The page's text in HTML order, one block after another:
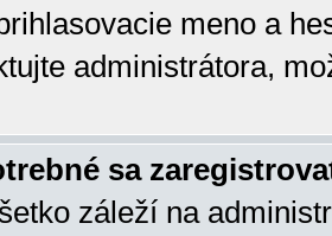
meno a
administrátora,
sa
záleží na